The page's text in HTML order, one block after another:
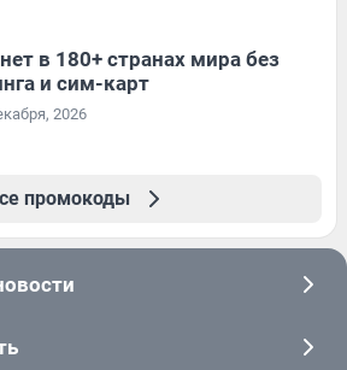
в 180+ странах мира без
и сим-карт
2026
промокоды